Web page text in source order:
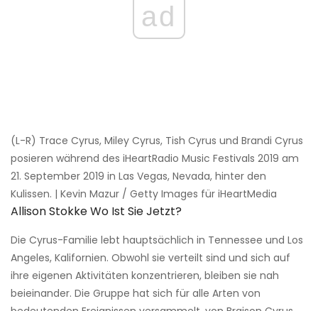
ad
(L-R) Trace Cyrus, Miley Cyrus, Tish Cyrus und Brandi Cyrus
posieren während des iHeartRadio Music Festivals 2019 am
21. September 2019 in Las Vegas, Nevada, hinter den
Kulissen. | Kevin Mazur / Getty Images für iHeartMedia
Allison Stokke Wo Ist Sie Jetzt?
Die Cyrus-Familie lebt hauptsächlich in Tennessee und Los
Angeles, Kalifornien. Obwohl sie verteilt sind und sich auf
ihre eigenen Aktivitäten konzentrieren, bleiben sie nah
beieinander. Die Gruppe hat sich für alle Arten von